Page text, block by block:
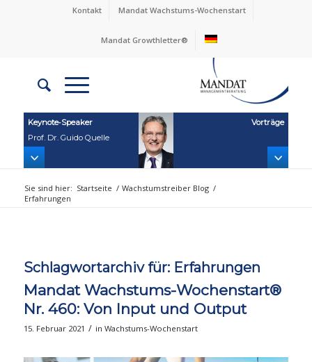
Kontakt Mandat Wachstums-Wochenstart
Mandat Growthletter®
Keynote‑Speaker
Prof. Dr. Guido Quelle
Vorträge
Sie sind hier: Startseite / Wachstumstreiber Blog /
Erfahrungen
Schlagwortarchiv für: Erfahrungen
Mandat Wachstums-Wochenstart®
Nr. 460: Von Input und Output
15. Februar 2021 / in Wachstums-Wochenstart